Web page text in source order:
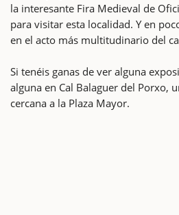
la interesante Fira Medieval de
para visitar esta localidad. Y en
en el acto más multitudinario del
Si tenéis ganas de ver alguna
alguna en Cal Balaguer del Porxo,
cercana a la Plaza Mayor.